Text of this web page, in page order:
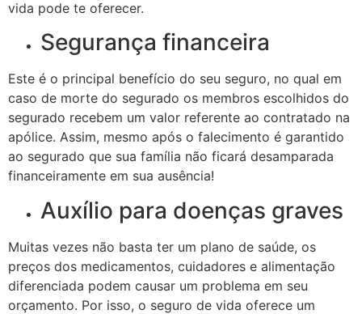
vida pode te oferecer.
Segurança financeira
Este é o principal benefício do seu seguro, no qual em
caso de morte do segurado os membros escolhidos do
segurado recebem um valor referente ao contratado na
apólice. Assim, mesmo após o falecimento é garantido
ao segurado que sua família não ficará desamparada
financeiramente em sua ausência!
Auxílio para doenças graves
Muitas vezes não basta ter um plano de saúde, os
preços dos medicamentos, cuidadores e alimentação
diferenciada podem causar um problema em seu
orçamento. Por isso, o seguro de vida oferece um